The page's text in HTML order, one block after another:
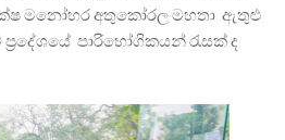
මනෝහර අතුකෝරල මහතා ඇතුළු
පාරිභෝගිකයන් රැසක් ද